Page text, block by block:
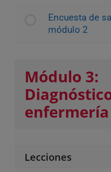
Encuesta de
módulo 2
Módulo 3:
enfermería
Lecciones